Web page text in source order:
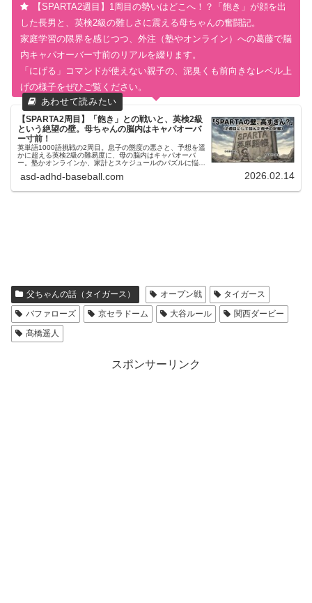
【SPARTA2週目】1周目の勢いはどこへ！？「飽き」が顔を出
した長男と、英検2級の難しさに震える母ちゃんの奮闘記。
家庭学習の限界を感じつつ、外注（塾やオンライン）への葛藤で脳
内キャパオーバー寸前のリアルを綴ります。
「にげる」コマンドが使えない親子の、泥臭くも前向きなレベル上
げの様子をぜひご覧ください。
【SPARTA2周目】「飽き」との戦いと、英検2級
という絶望の壁。母ちゃんの脳内はキャパオーバ
ー寸前！
英単語1000語挑戦の2周目。息子の態度の悪さと、予想を遥
かに超える英検2級の難易度に、母の脳内はキャパオーバ
ー。塾かオンラインか、家計とスケジュールのパズルに悩む
asd-adhd-baseball.com 2026.02.14
父ちゃんの話（タイガース） オープン戦
タイガース
バファローズ
京セラドーム 大谷ルール
関西ダービー
髙橋遥人
スポンサーリンク